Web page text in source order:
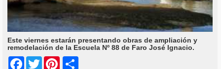
Este viernes estarán presentando obras de ampliación y
remodelación de la Escuela Nº 88 de Faro José Ignacio.
Facebook
Twitter Pinterest